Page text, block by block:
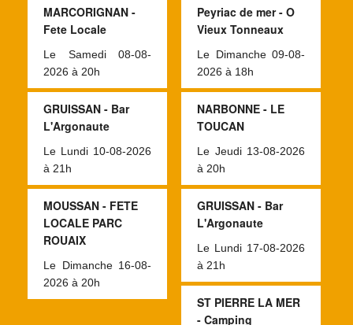
MARCORIGNAN -
Fete Locale
Le Samedi 08-08-
2026 à 20h
Peyriac de mer - O
Vieux Tonneaux
Le Dimanche 09-08-
2026 à 18h
GRUISSAN - Bar
L'Argonaute
Le Lundi 10-08-2026
à 21h
NARBONNE - LE
TOUCAN
Le Jeudi 13-08-2026
à 20h
MOUSSAN - FETE
LOCALE PARC
ROUAIX
Le Dimanche 16-08-
2026 à 20h
GRUISSAN - Bar
L'Argonaute
Le Lundi 17-08-2026
à 21h
ST PIERRE LA MER
- Camping